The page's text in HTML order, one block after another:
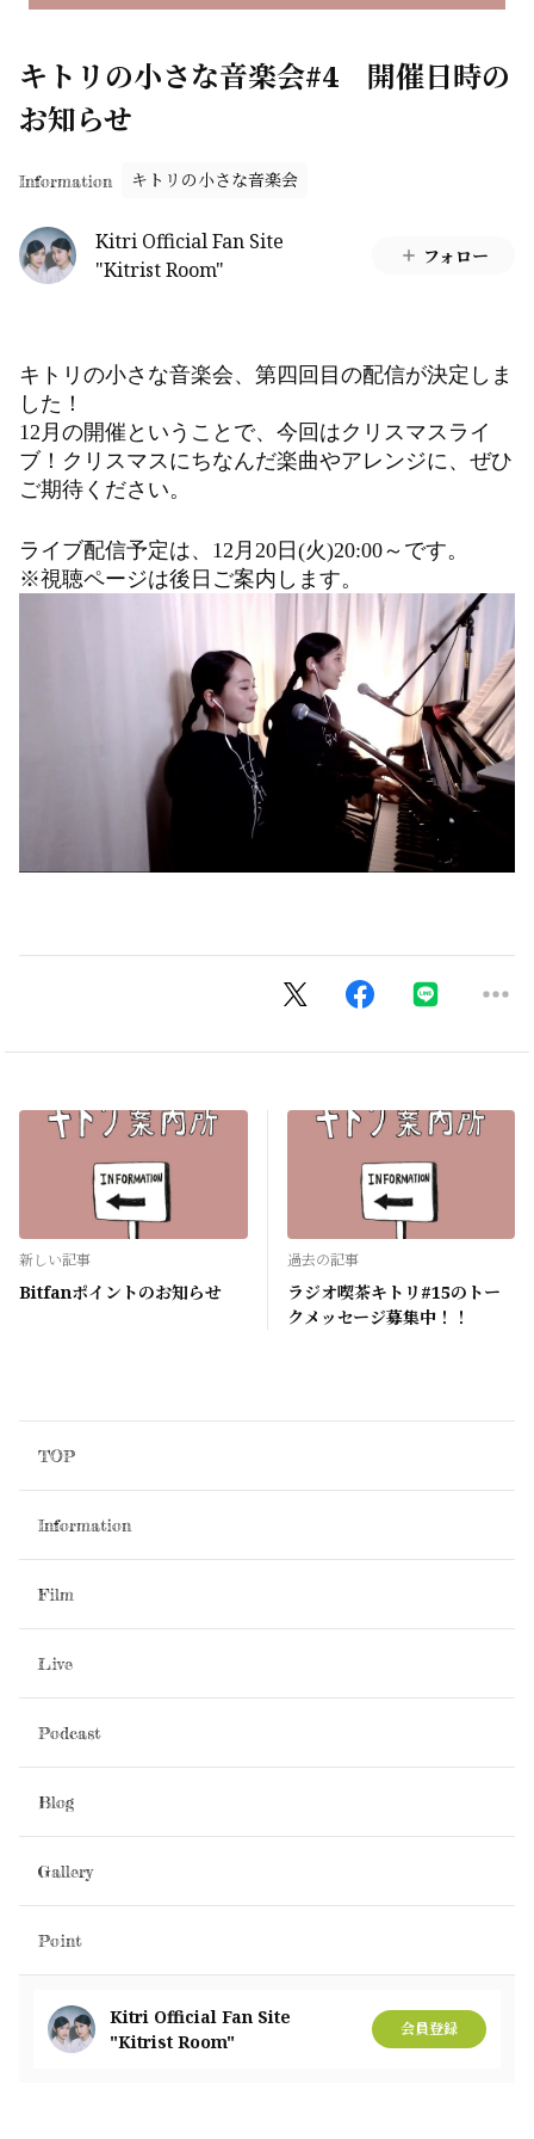
キトリの小さな音楽会#4 開催日時の
お知らせ
Information キトリの小さな音楽会
Kitri Official Fan Site
"Kitrist Room"
フォロー
キトリの小さな音楽会、第四回目の配信が決定しま
した！
12月の開催ということで、今回はクリスマスライ
ブ！クリスマスにちなんだ楽曲やアレンジに、ぜひ
ご期待ください。
ライブ配信予定は、12月20日(火)20:00～です。
※視聴ページは後日ご案内します。
新しい記事
Bitfanポイントのお知らせ
過去の記事
ラジオ喫茶キトリ#15のトー
クメッセージ募集中！！
TOP
Information
Film
Live
Podcast
Blog
Gallery
Point
Kitri Official Fan Site
"Kitrist Room"
会員登録